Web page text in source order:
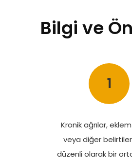
Bilgi ve
1
Kronik ağrılar,
veya diğer
düzenli olarak bir